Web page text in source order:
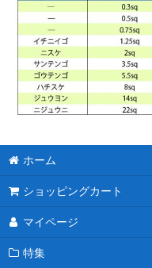
ホーム
ショッピングカート
マイページ
特集